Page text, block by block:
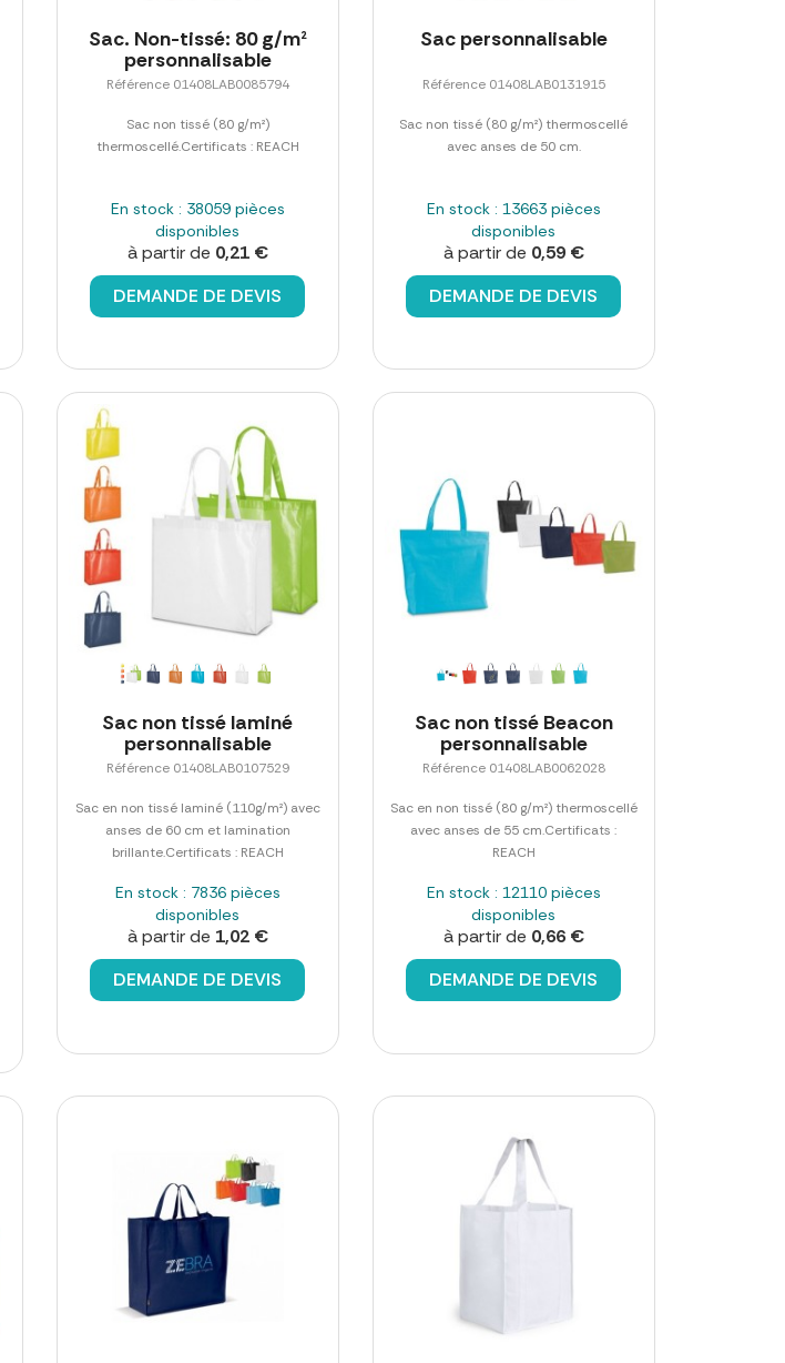
Sac. Non-tissé: 80 g/m²
personnalisable
Référence 01408LAB0085794
Sac non tissé (80 g/m²)
thermoscellé.Certificats : REACH
En stock : 38059 pièces
disponibles
à partir de 0,21 €
DEMANDE DE DEVIS
Sac personnalisable
Référence 01408LAB0131915
Sac non tissé (80 g/m²) thermoscellé
avec anses de 50 cm.
En stock : 13663 pièces
disponibles
à partir de 0,59 €
DEMANDE DE DEVIS
Sac non tissé laminé
personnalisable
Référence 01408LAB0107529
Sac en non tissé laminé (110g/m²) avec
anses de 60 cm et lamination
brillante.Certificats : REACH
En stock : 7836 pièces
disponibles
à partir de 1,02 €
DEMANDE DE DEVIS
Sac non tissé Beacon
personnalisable
Référence 01408LAB0062028
Sac en non tissé (80 g/m²) thermoscellé
avec anses de 55 cm.Certificats :
REACH
En stock : 12110 pièces
disponibles
à partir de 0,66 €
DEMANDE DE DEVIS